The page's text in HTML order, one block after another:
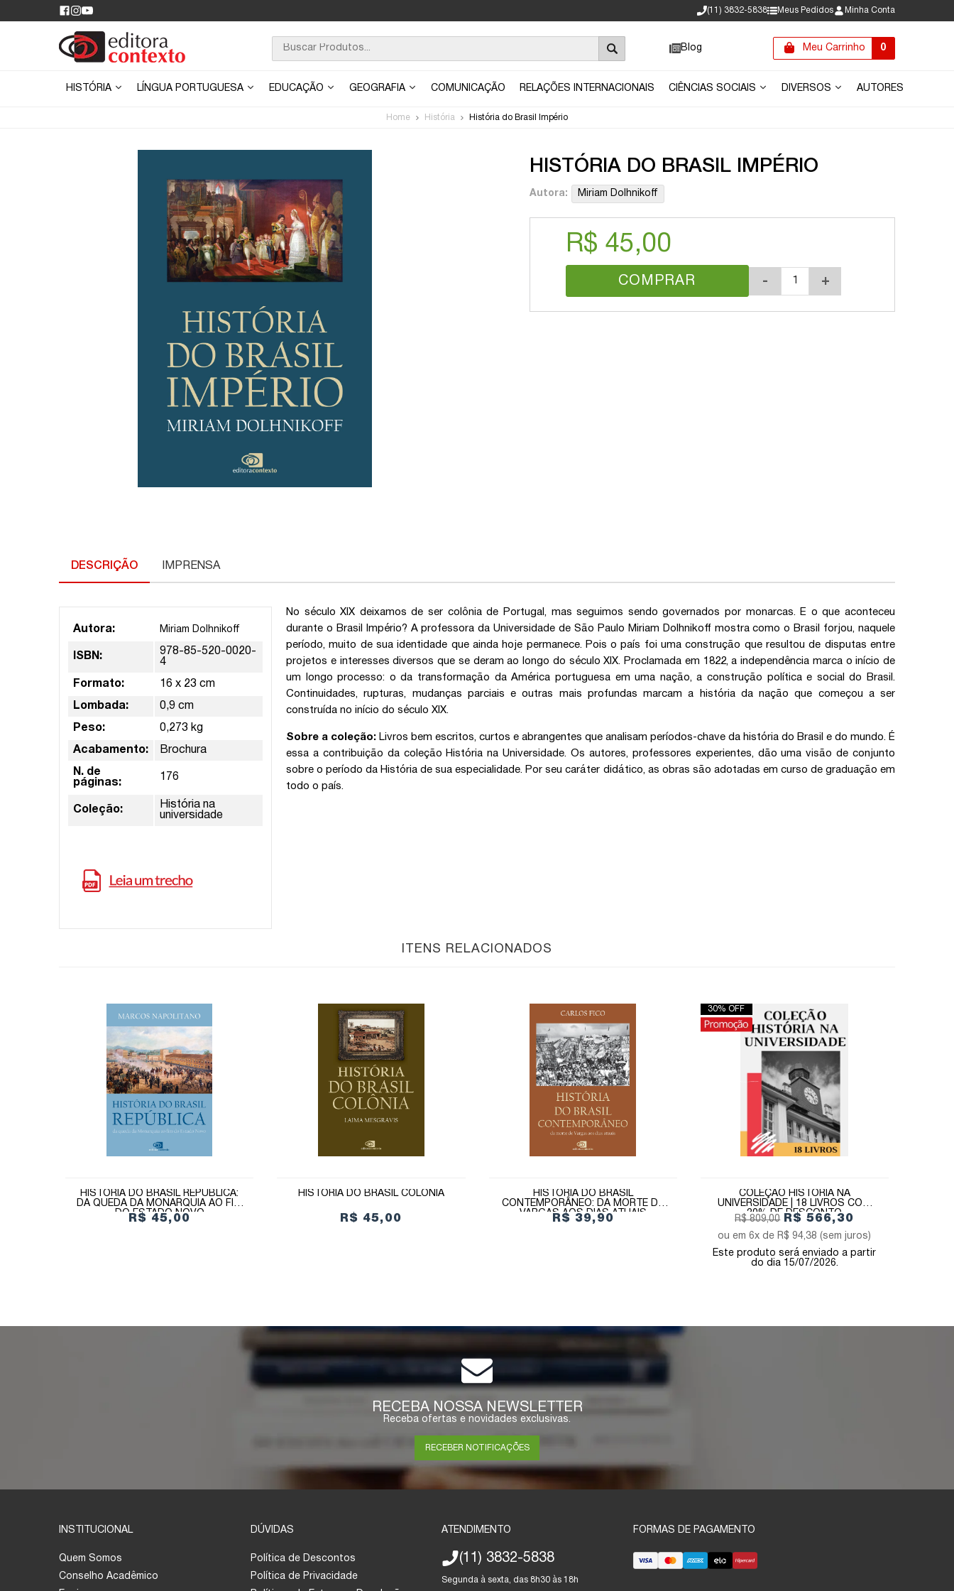
(11) 3832-5838 Meus Pedidos Minha Conta
Blog Meu Carrinho 0
HISTÓRIA LÍNGUA PORTUGUESA EDUCAÇÃO GEOGRAFIA COMUNICAÇÃO RELAÇÕES INTERNACIONAIS CIÊNCIAS SOCIAIS DIVERSOS AUTORES
Home História História do Brasil Império
HISTÓRIA DO BRASIL IMPÉRIO
Autora: Miriam Dolhnikoff
R$ 45,00
COMPRAR - +
DESCRIÇÃO IMPRENSA
Autora: Miriam Dolhnikoff
ISBN:
978-85-520-0020-
4
Formato: 16 x 23 cm
Lombada: 0,9 cm
Peso: 0,273 kg
Acabamento: Brochura
N. de
páginas:
176
Coleção:
História na
universidade
No século XIX deixamos de ser colônia de Portugal, mas seguimos sendo governados por monarcas. E o que aconteceu
durante o Brasil Império? A professora da Universidade de São Paulo Miriam Dolhnikoff mostra como o Brasil forjou, naquele
período, muito de sua identidade que ainda hoje permanece. Pois o país foi uma construção que resultou de disputas entre
projetos e interesses diversos que se deram ao longo do século XIX. Proclamada em 1822, a independência marca o início de
um longo processo: o da transformação da América portuguesa em uma nação, a construção política e social do Brasil.
Continuidades, rupturas, mudanças parciais e outras mais profundas marcam a história da nação que começou a ser
construída no início do século XIX.
Sobre a coleção: Livros bem escritos, curtos e abrangentes que analisam períodos-chave da história do Brasil e do mundo. É
essa a contribuição da coleção História na Universidade. Os autores, professores experientes, dão uma visão de conjunto
sobre o período da História de sua especialidade. Por seu caráter didático, as obras são adotadas em curso de graduação em
todo o país.
ITENS RELACIONADOS
HISTÓRIA DO BRASIL REPÚBLICA:
DA QUEDA DA MONARQUIA AO FIM
DO ESTADO NOVO
R$ 45,00
HISTÓRIA DO BRASIL COLÔNIA
R$ 45,00
HISTÓRIA DO BRASIL
CONTEMPORÂNEO: DA MORTE DE
VARGAS AOS DIAS ATUAIS
R$ 39,90
30% OFF
COLEÇÃO HISTÓRIA NA
UNIVERSIDADE | 18 LIVROS COM
30% DE DESCONTO
R$ 809,00 R$ 566,30
6x de R$ 94,38 (sem juros)
Este produto será enviado a partir
do dia 15/07/2026.
RECEBA NOSSA NEWSLETTER
Receba ofertas e novidades exclusivas.
RECEBER NOTIFICAÇÕES
INSTITUCIONAL
Quem Somos
Conselho Acadêmico
DÚVIDAS
Política de Descontos
Política de Privacidade
ATENDIMENTO
(11) 3832-5838
Segunda à sexta, das 8h30 às 18h
FORMAS DE PAGAMENTO